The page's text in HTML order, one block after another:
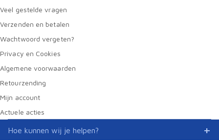
Veel gestelde vragen
Verzenden en betalen
Wachtwoord vergeten?
Privacy en Cookies
Algemene voorwaarden
Retourzending
Mijn account
Actuele acties
Hoe kunnen wij je helpen?